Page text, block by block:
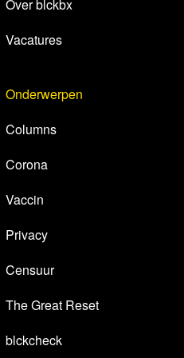
te begrijpen. Voor de
Over blckbx
Vacatures
Onderwerpen
Columns
Corona
Vaccin
Privacy
Censuur
The Great Reset
blckcheck